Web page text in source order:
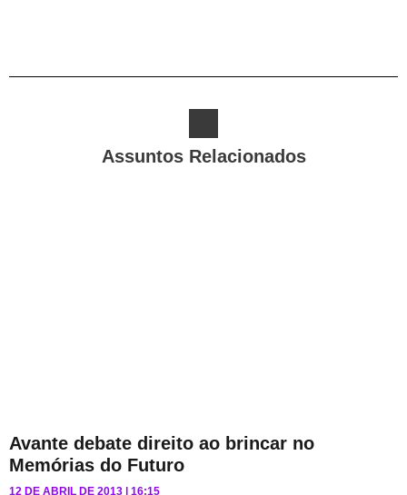
Assuntos Relacionados
Avante debate direito ao brincar no
Memórias do Futuro
12 DE ABRIL DE 2013 16:15